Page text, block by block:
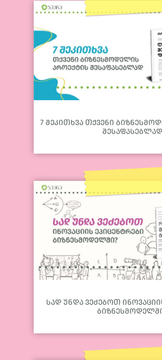
7 შეკითხვა თქვენი
შესაფასებლად
სად უნდა ვეძებოთ